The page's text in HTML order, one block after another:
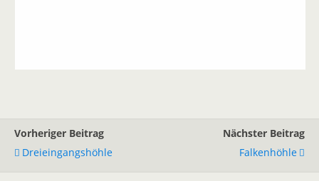
Vorheriger Beitrag
Dreieingangshöhle
Nächster Beitrag
Falkenhöhle